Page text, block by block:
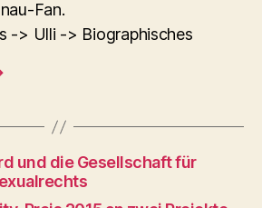
Fan.
-> Ulli -> Biographisches
und die Gesellschaft für